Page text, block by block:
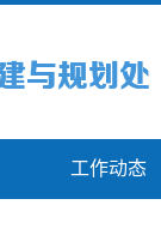
工作动态